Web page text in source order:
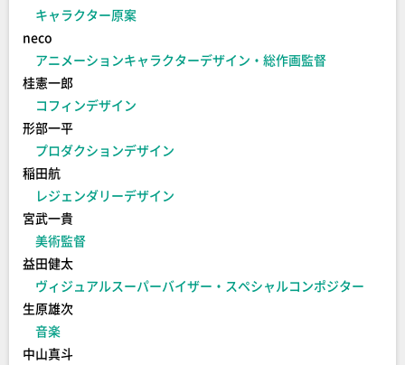
キャラクター原案
neco
アニメーションキャラクターデザイン・総作画監督
桂憲一郎
コフィンデザイン
形部一平
プロダクションデザイン
稲田航
レジェンダリーデザイン
宮武一貴
美術監督
益田健太
ヴィジュアルスーパーバイザー・スペシャルコンポジター
生原雄次
音楽
中山真斗